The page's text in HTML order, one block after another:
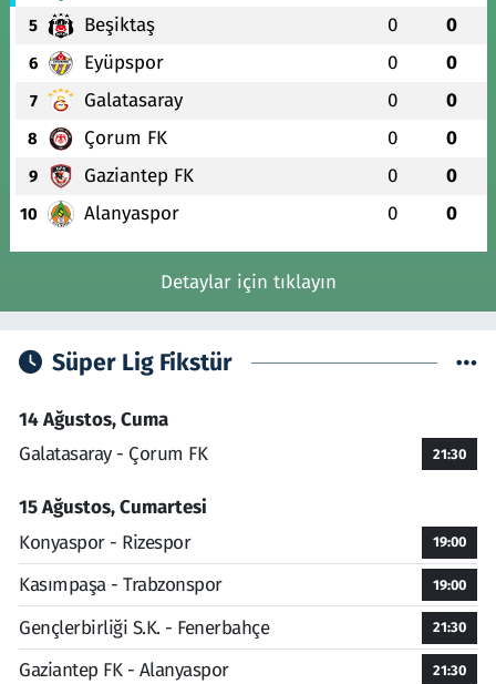
5 Beşiktaş 0 0
6 Eyüpspor 0 0
7 Galatasaray 0 0
8 Çorum FK 0 0
9 Gaziantep FK 0 0
10 Alanyaspor 0 0
Detaylar için tıklayın
Süper Lig Fikstür
14 Ağustos, Cuma
Galatasaray - Çorum FK
21:30
15 Ağustos, Cumartesi
Konyaspor - Rizespor
19:00
Kasımpaşa - Trabzonspor 19:00
Gençlerbirliği S.K. - Fenerbahçe 21:30
Gaziantep FK - Alanyaspor 21:30